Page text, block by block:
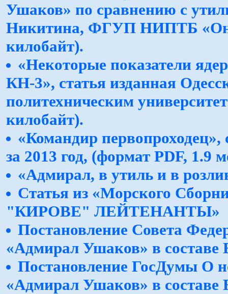
Ушаков» по сравнению с
Никитина, ФГУП НИПТБ
килобайт).
«Некоторые показатели
КН-3», статья изданная
политехническим
килобайт).
«Командир
за 2013 год, (формат PDF, 1.9
«Адмирал, в утиль и в
Статья из «Морского
"КИРОВЕ" ЛЕЙТЕНАНТЫ»
Постановление Совета
«Адмирал Ушаков» в
Постановление ГосДумы О
«Адмирал Ушаков» в